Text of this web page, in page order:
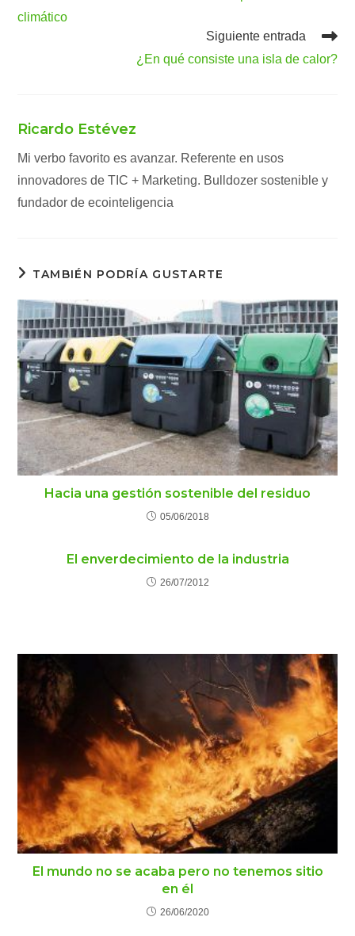
climático
Siguiente entrada
¿En qué consiste una isla de calor?
Ricardo Estévez
Mi verbo favorito es avanzar. Referente en usos
innovadores de TIC + Marketing. Bulldozer sostenible y
fundador de ecointeligencia
TAMBIÉN PODRÍA GUSTARTE
Hacia una gestión sostenible del residuo
05/06/2018
El enverdecimiento de la industria
26/07/2012
El mundo no se acaba pero no tenemos sitio
en él
26/06/2020